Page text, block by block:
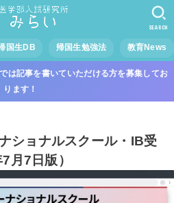
国生DB 帰国生勉強法 教育News
SEARCH
は記事を書いていただける方を募集してお
ります！
ショナルスクール・IB受
月7日版）